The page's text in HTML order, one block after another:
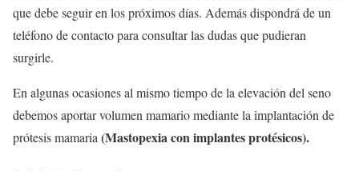
que debe seguir en los próximos días. Además dispondrá de un
teléfono de contacto para consultar las dudas que pudieran
surgirle.
En algunas ocasiones al mismo tiempo de la elevación del seno
debemos aportar volumen mamario mediante la implantación de
prótesis mamaria (Mastopexia con implantes protésicos).